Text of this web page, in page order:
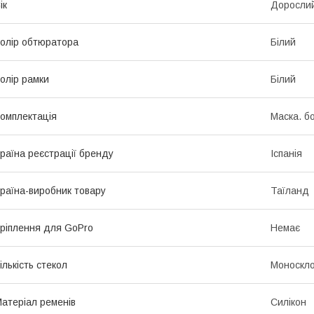
обтюратора Білий
рамки Білий
Маска.
реєстрації бренду Іспанія
виробник товару Таїланд
для GoPro Немає
стекол Моноскло
ременів Силікон